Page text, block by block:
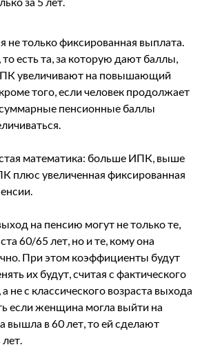
не только фиксированная выплата.
то есть та, за которую дают баллы,
увеличивают на повышающий
того, если человек продолжает
суммарные пенсионные баллы
математика: больше ИПК, выше
плюс увеличенная фиксированная
на пенсию могут не только те,
60/65 лет, но и те, кому она
При этом коэффициенты будут
их будут, считая с фактического
не с классического возраста выхода
если женщина могла выйти на
вышла в 60 лет, то ей сделают
лет.